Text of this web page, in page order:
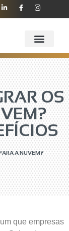
13208-760 - Jundiaí/SP
OS
A NUVEM?
que empresas